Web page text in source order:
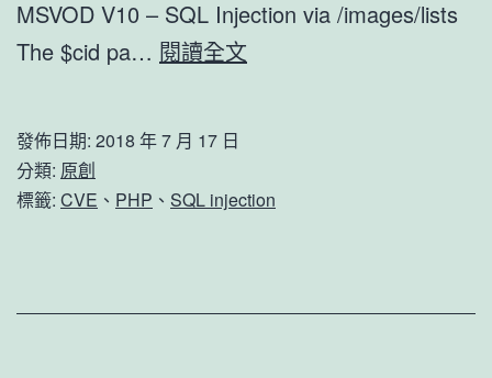
MSVOD V10 – SQL Injection via /images/lists
The $cid pa… 閱讀全文
Injection
發佈日期: 2018 年 7 月 17 日
分類: 原創
標籤: CVE 、 PHP 、 SQL injection